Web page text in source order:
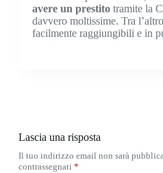
avere un prestitotramite la
davvero moltissime. Tra
facilmente raggiungibili e in
Lascia una risposta
Il tuo indirizzo email non sarà
contrassegnati *